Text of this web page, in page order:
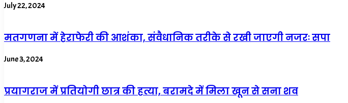
July 22, 2024
मतगणना में हेराफेरी की आशंका, संवैधानिक तरीके से रखी जाएगी नजरः सपा
June 3, 2024
प्रयागराज में प्रतियोगी छात्र की हत्या, बरामदे में मिला खून से सना शव